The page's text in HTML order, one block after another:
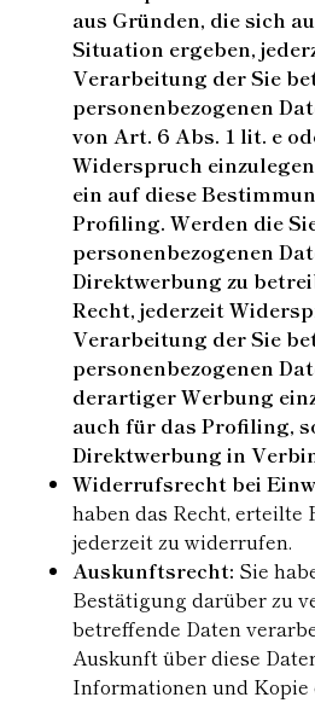
aus Gründen, die sich
Situation ergeben,
Verarbeitung der Sie
personenbezogenen
von Art. 6 Abs. 1 lit. e
Widerspruch
ein auf diese
Profiling. Werden die
personenbezogenen
Direktwerbung zu
Recht, jederzeit
Verarbeitung der Sie
personenbezogenen
derartiger Werbung
auch für das Profiling,
Direktwerbung in
Widerrufsrecht bei
haben das Recht,
jederzeit zu widerrufen.
Auskunftsrecht: Sie
Bestätigung darüber zu
betreffende Daten
Auskunft über diese
Informationen und Kopie